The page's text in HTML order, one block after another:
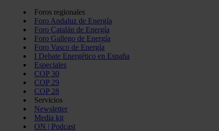
Foros regionales
Foro Andaluz de Energía
Foro Catalán de Energía
Foro Gallego de Energía
Foro Vasco de Energía
I Debate Energético en España
Especiales
COP 30
COP 29
COP 28
Servicios
Newsletter
Media kit
ON | Podcast